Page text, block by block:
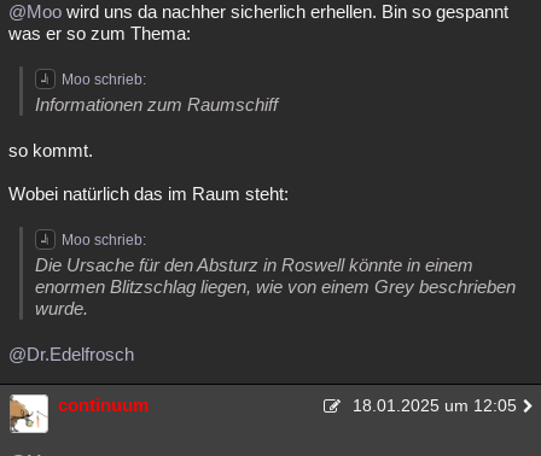
@Moo wird uns da nachher sicherlich erhellen. Bin so gespannt
was er so zum Thema:
Moo schrieb:
Informationen zum Raumschiff
so kommt.
Wobei natürlich das im Raum steht:
Moo schrieb:
Die Ursache für den Absturz in Roswell könnte in einem
enormen Blitzschlag liegen, wie von einem Grey beschrieben
wurde.
@Dr.Edelfrosch
continuum 18.01.2025 um 12:05